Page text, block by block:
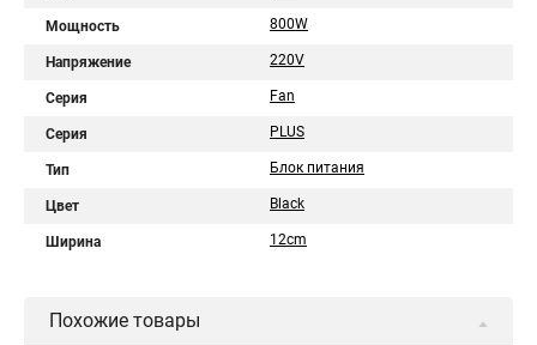
Мощность 800W
Напряжение 220V
Серия Fan
Серия PLUS
Тип Блок питания
Цвет Black
Ширина 12cm
Похожие товары